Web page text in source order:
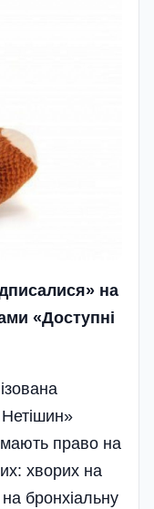
на
«Доступні
мають право на
хворих на
бронхіальну